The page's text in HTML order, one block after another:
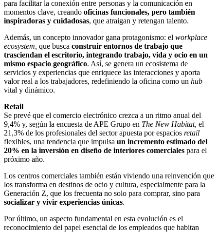
para facilitar la conexión entre personas y la comunicación en
momentos clave, creando oficinas funcionales, pero también
inspiradoras y cuidadosas, que atraigan y retengan talento.
Además, un concepto innovador gana protagonismo: el workplace
ecosystem, que busca construir entornos de trabajo que
trasciendan el escritorio, integrando trabajo, vida y ocio en un
mismo espacio geográfico. Así, se genera un ecosistema de
servicios y experiencias que enriquece las interacciones y aporta
valor real a los trabajadores, redefiniendo la oficina como un hub
vital y dinámico.
Retail
Se prevé que el comercio electrónico crezca a un ritmo anual del
9,4% y, según la encuesta de APE Grupo en The New Habitat, el
21,3% de los profesionales del sector apuesta por espacios retail
flexibles, una tendencia que impulsa un incremento estimado del
20% en la inversión en diseño de interiores comerciales para el
próximo año.
Los centros comerciales también están viviendo una reinvención que
los transforma en destinos de ocio y cultura, especialmente para la
Generación Z, que los frecuenta no solo para comprar, sino para
socializar y vivir experiencias únicas.
Por último, un aspecto fundamental en esta evolución es el
reconocimiento del papel esencial de los empleados que habitan